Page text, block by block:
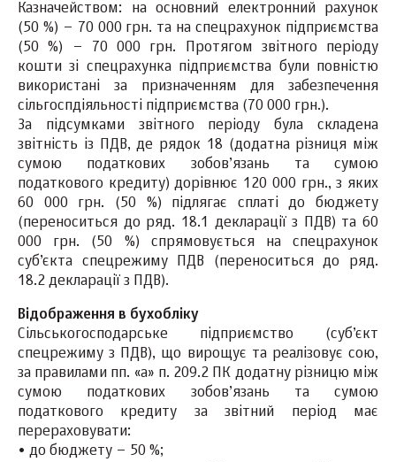
Казначейством: на основний електронний рахунок
(50 %) – 70 000 грн. та на спецрахунок підприємства
(50 %) – 70 000 грн. Протягом звітного періоду
кошти зі спецрахунка підприємства були повністю
використані за призначенням для забезпечення
сільгоспдіяльності підприємства (70 000 грн.).
За підсумками звітного періоду була складена
звітність із ПДВ, де рядок 18 (додатна різниця між
сумою податкових зобов’язань та сумою
податкового кредиту) дорівнює 120 000 грн., з яких
60 000 грн. (50 %) підлягає сплаті до бюджету
(переноситься до ряд. 18.1 декларації з ПДВ) та 60
000 грн. (50 %) спрямовується на спецрахунок
суб’єкта спецрежиму ПДВ (переноситься до ряд.
18.2 декларації з ПДВ).
Відображення в бухобліку
Сільськогосподарське підприємство (суб’єкт
спецрежиму з ПДВ), що вирощує та реалізовує сою,
за правилами пп. «а» п. 209.2 ПК додатну різницю між
сумою податкових зобов’язань та сумою
податкового кредиту за звітний період має
перераховувати:
• до бюджету – 50 %;